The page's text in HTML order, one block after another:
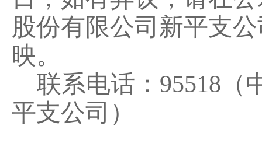
股份有限公司新平支
映。
联系电话 ： 95518 （
平支公司 ）